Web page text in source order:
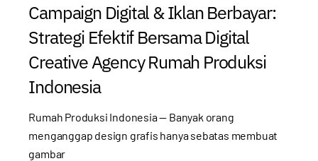
Campaign Digital & Iklan Berbayar:
Strategi Efektif Bersama Digital
Creative Agency Rumah Produksi
Indonesia
Rumah Produksi Indonesia — Banyak orang
menganggap design grafis hanya sebatas membuat
gambar